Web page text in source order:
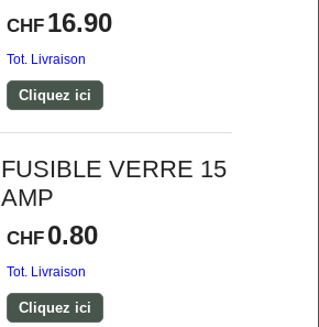
CHF 16.90
Tot. Livraison
Cliquez ici
FUSIBLE VERRE 15
AMP
CHF 0.80
Tot. Livraison
Cliquez ici